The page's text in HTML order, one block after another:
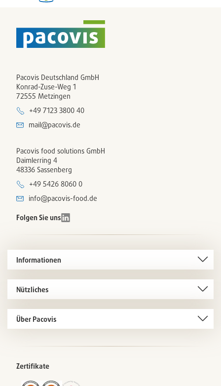
Pacovis Deutschland GmbH
Konrad-Zuse-Weg 1
72555 Metzingen
+49 7123 3800 40
mail@pacovis.de
Pacovis food solutions GmbH
Daimlerring 4
48336 Sassenberg
+49 5426 8060 0
info@pacovis-food.de
Folgen Sie uns
Informationen
Nützliches
Über Pacovis
Zertifikate